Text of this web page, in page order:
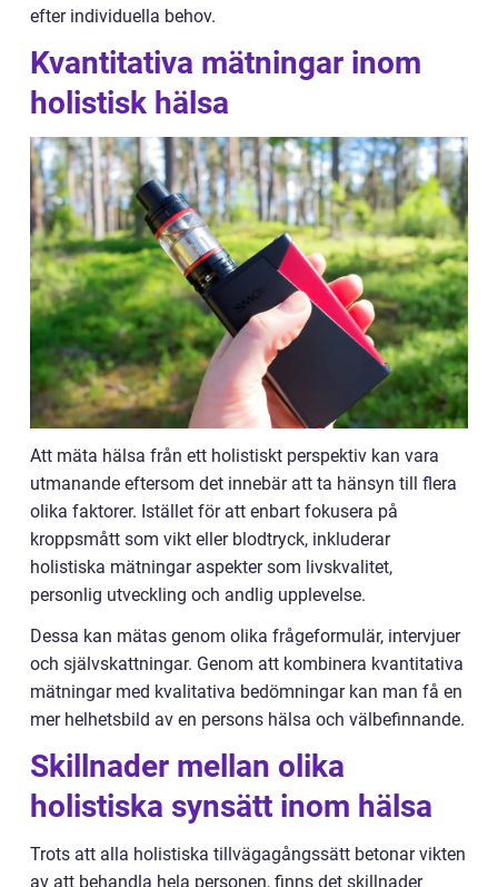
efter individuella behov.
Kvantitativa mätningar inom
holistisk hälsa
Att mäta hälsa från ett holistiskt perspektiv kan vara
utmanande eftersom det innebär att ta hänsyn till flera
olika faktorer. Istället för att enbart fokusera på
kroppsmått som vikt eller blodtryck, inkluderar
holistiska mätningar aspekter som livskvalitet,
personlig utveckling och andlig upplevelse.
Dessa kan mätas genom olika frågeformulär, intervjuer
och självskattningar. Genom att kombinera kvantitativa
mätningar med kvalitativa bedömningar kan man få en
mer helhetsbild av en persons hälsa och välbefinnande.
Skillnader mellan olika
holistiska synsätt inom hälsa
Trots att alla holistiska tillvägagångssätt betonar vikten
av att behandla hela personen, finns det skillnader